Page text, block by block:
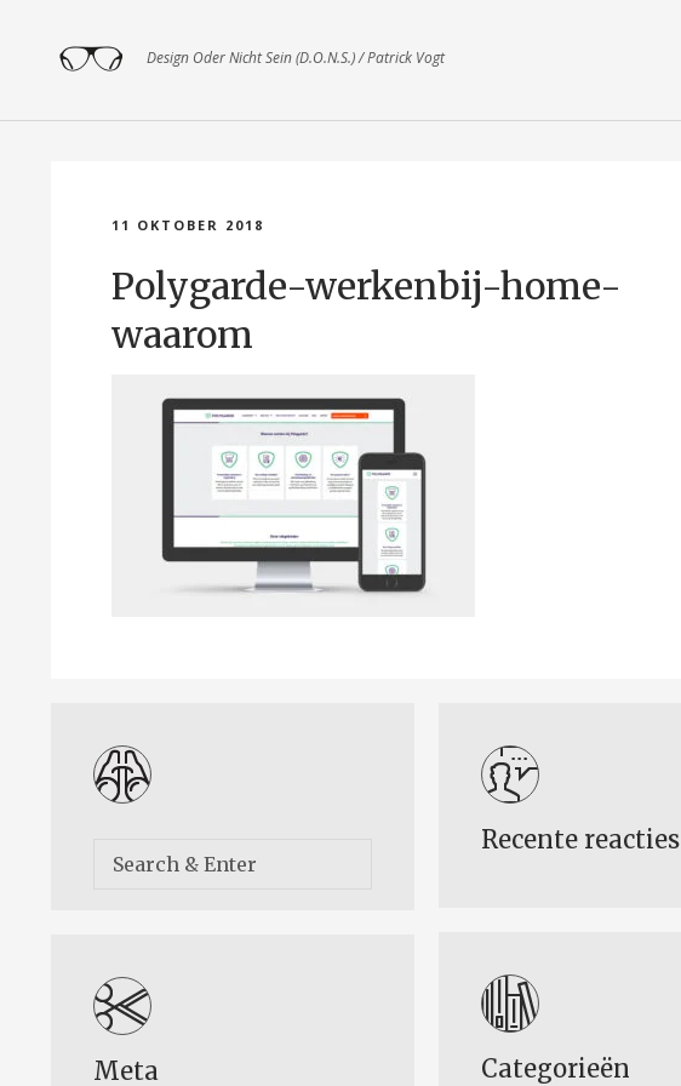
Design Oder Nicht Sein (D.O.N.S.) / Patrick Vogt
11 OKTOBER 2018
Polygarde-werkenbij-home-
waarom
Recente reacties
Categorieën
Meta